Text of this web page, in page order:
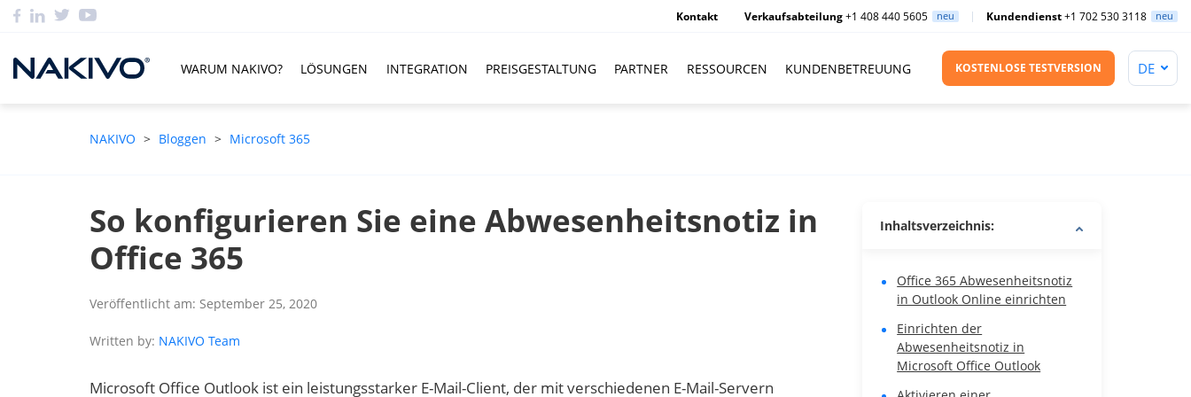
Kontakt Verkaufsabteilung+1 408 440 5605 neu Kundendienst+1 702 530 3118 neu
WARUM NAKIVO? LÖSUNGEN INTEGRATION PREISGESTALTUNG PARTNER RESSOURCEN KUNDENBETREUUNG KOSTENLOSE TESTVERSION
NAKIVO > Bloggen > Microsoft 365
So konfigurieren Sie eine Abwesenheitsnotiz in
Office 365
Veröffentlicht am: September 25, 2020
Written by: NAKIVO Team
Microsoft Office Outlook ist ein leistungsstarker E-Mail-Client, der mit verschiedenen E-Mail-Servern
Inhaltsverzeichnis:
Office 365 Abwesenheitsnotiz
in Outlook Online einrichten
Einrichten der
Abwesenheitsnotiz in
Microsoft Office Outlook